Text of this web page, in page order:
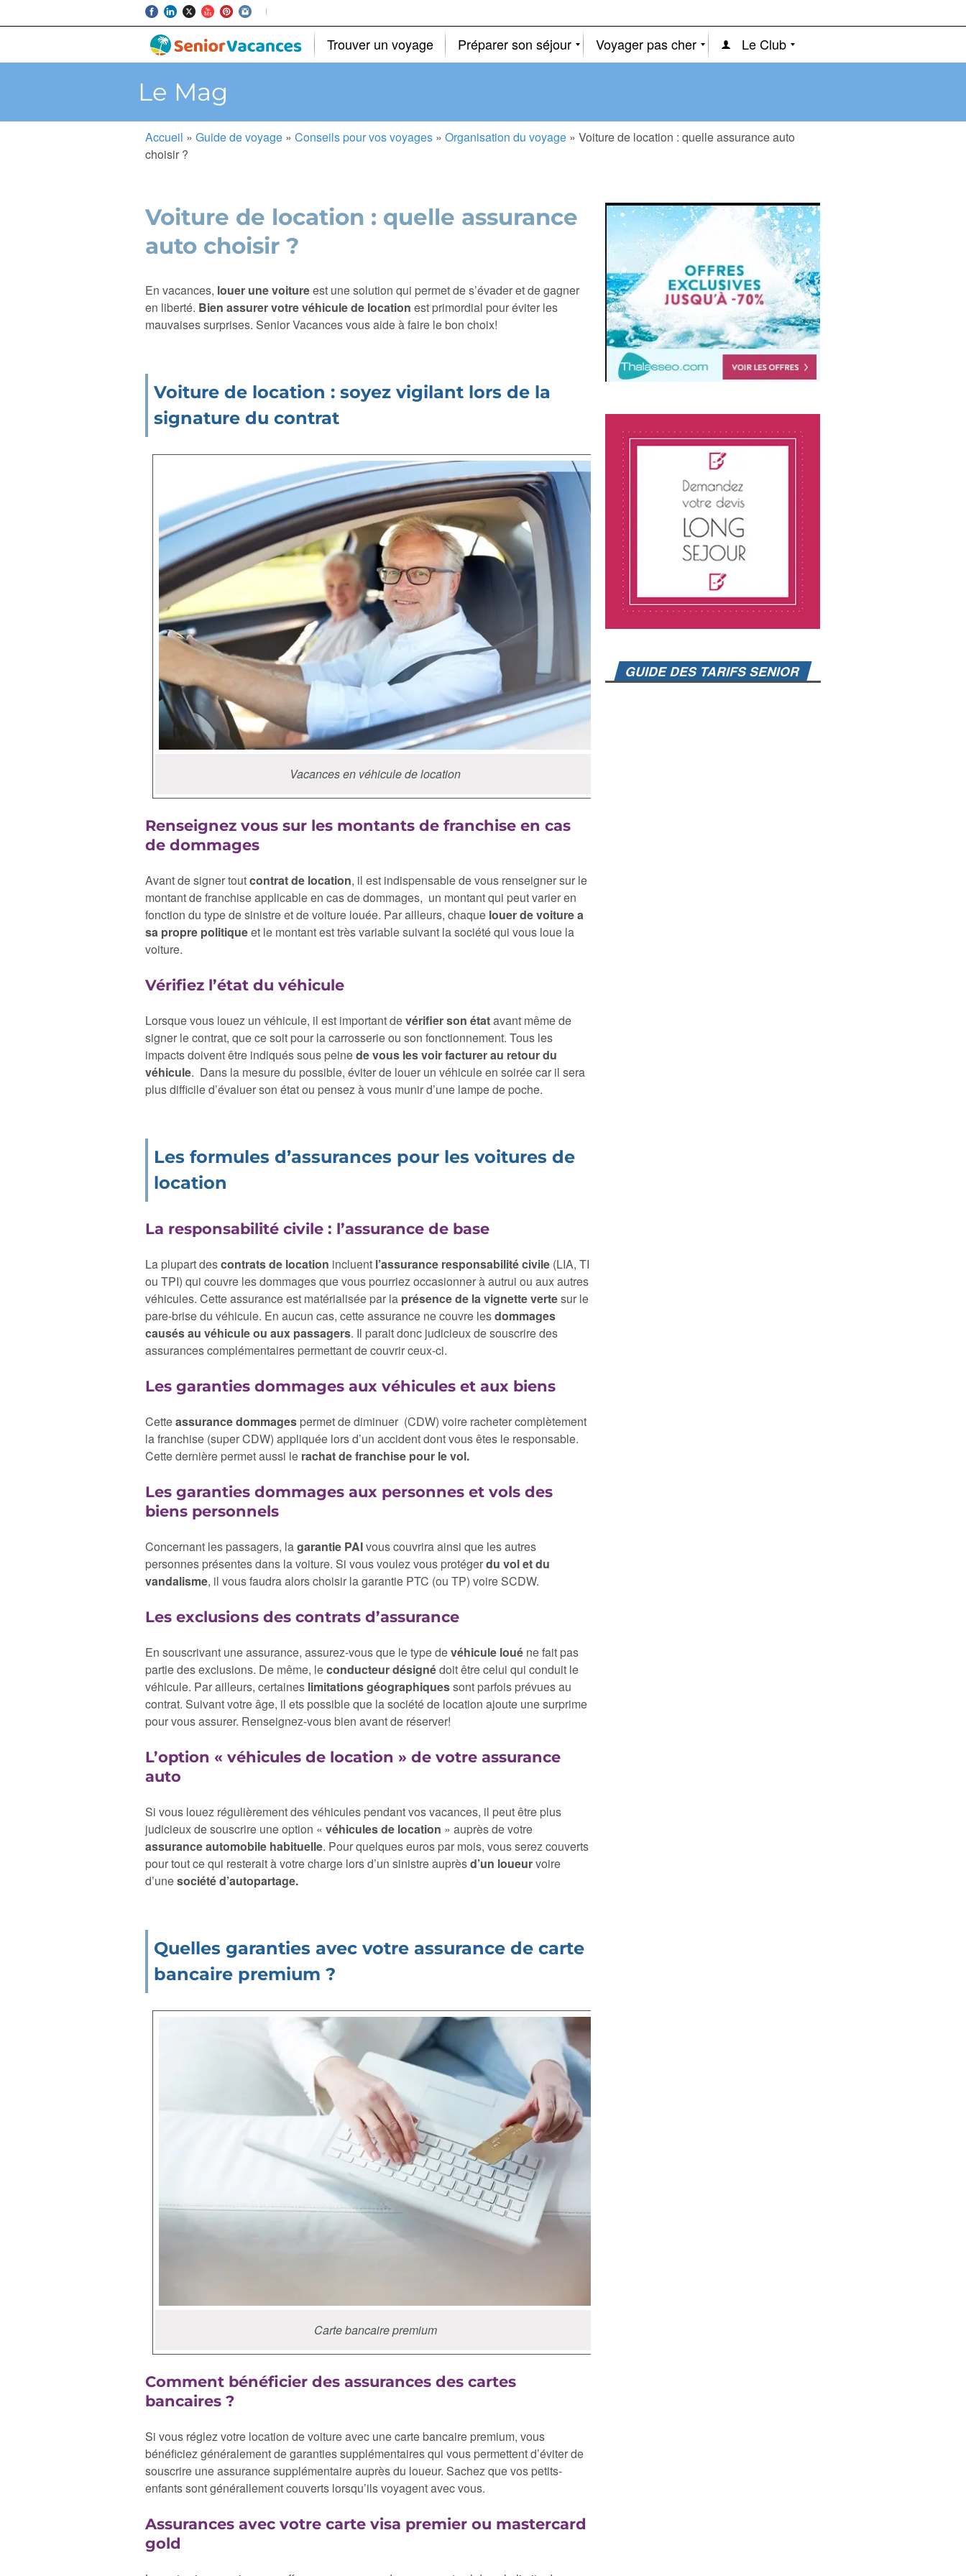
Trouver un voyage Préparer son séjour Voyager pas cher Le Club
Le Mag
Accueil » Guide de voyage » Conseils pour vos voyages » Organisation du voyage » Voiture de location : quelle assurance auto
choisir ?
Voiture de location : quelle assurance
auto choisir ?
En vacances, louer une voitureest une solution qui permet de s’évader et de gagner
en liberté. Bien assurer votre véhicule de location est primordial pour éviter les
mauvaises surprises. Senior Vacances vous aide à faire le bon choix!
Voiture de location : soyez vigilant lors de la
signature du contrat
Vacances en véhicule de location
Renseignez vous sur les montants de franchise en cas
de dommages
Avant de signer toutcontrat de location, il est indispensable de vous renseigner sur le
montant de franchise applicable en cas de dommages, un montant qui peut varier en
fonction du type de sinistre et de voiture louée. Par ailleurs, chaque louer de voiture a
sa propre politiqueet le montant est très variable suivant la société qui vous loue la
voiture.
Vérifiez l’état du véhicule
Lorsque vous louez un véhicule, il est important devérifier son étatavant même de
signer le contrat, que ce soit pour la carrosserie ou son fonctionnement. Tous les
impacts doivent être indiqués sous peinede vous les voir facturer au retour du
véhicule. Dans la mesure du possible, éviter de louer un véhicule en soirée car il sera
plus difficile d’évaluer son état ou pensez à vous munir d’une lampe de poche.
Les formules d’assurances pour les voitures de
location
La responsabilité civile : l’assurance de base
La plupart descontrats de location incluent l’assurance responsabilité civile (LIA, TI
ou TPI) qui couvre les dommages que vous pourriez occasionner à autrui ou aux autres
véhicules. Cette assurance est matérialisée par la présence de la vignette vertesur le
pare-brise du véhicule. En aucun cas, cette assurance ne couvre lesdommages
causés au véhicule ou aux passagers. Il parait donc judicieux de souscrire des
assurances complémentaires permettant de couvrir ceux-ci.
Les garanties dommages aux véhicules et aux biens
Cetteassurance dommages permet de diminuer (CDW) voire racheter complètement
la franchise (super CDW) appliquée lors d’un accident dont vous êtes le responsable.
Cette dernière permet aussi le rachat de franchise pour le vol.
Les garanties dommages aux personnes et vols des
biens personnels
Concernant les passagers, lagarantie PAIvous couvrira ainsi que les autres
personnes présentes dans la voiture. Si vous voulez vous protégerdu vol et du
vandalisme, il vous faudra alors choisir la garantie PTC (ou TP) voire SCDW.
Les exclusions des contrats d’assurance
En souscrivant une assurance, assurez-vous que le type devéhicule loué ne fait pas
partie des exclusions. De même, leconducteur désignédoit être celui qui conduit le
véhicule. Par ailleurs, certaines limitations géographiquessont parfois prévues au
contrat. Suivant votre âge, il ets possible que la société de location ajoute une surprime
pour vous assurer. Renseignez-vous bien avant de réserver!
L’option « véhicules de location » de votre assurance
auto
Si vous louez régulièrement des véhicules pendant vos vacances, il peut être plus
judicieux de souscrire une option « véhicules de location » auprès de votre
assurance automobile habituelle. Pour quelques euros par mois, vous serez couverts
pour tout ce qui resterait à votre charge lors d’un sinistre auprèsd’un loueurvoire
d’unesociété d’autopartage.
Quelles garanties avec votre assurance de carte
bancaire premium ?
Carte bancaire premium
Comment bénéficier des assurances des cartes
bancaires ?
Si vous réglez votre location de voiture avec une carte bancaire premium, vous
bénéficiez généralement de garanties supplémentaires qui vous permettent d’éviter de
souscrire une assurance supplémentaire auprès du loueur. Sachez que vos petits-
enfants sont générallement couverts lorsqu’ils voyagent avec vous.
Assurances avec votre carte visa premier ou mastercard
gold
GUIDE DES TARIFS SENIOR